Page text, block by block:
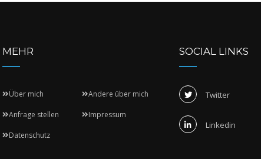
MEHR
Über mich Andere über mich
Anfrage stellen Impressum
Datenschutz
SOCIAL LINKS
Twitter
Linkedin